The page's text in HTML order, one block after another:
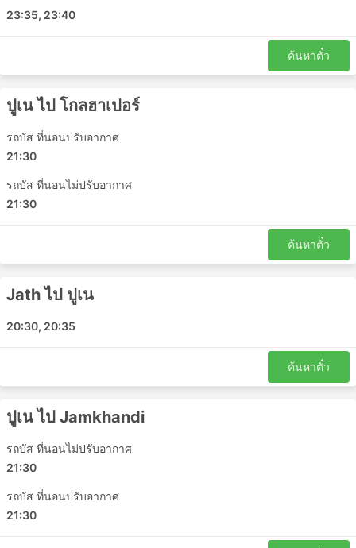
ออนไลน์กับ Aditya Tours and Travels รีวิวของนักท่องเที่ยว
คนอื่นๆ จะช่วยให้คุณเลือกตั๋วโดยสารและชั้นโดยสารที่ดีที่สุด
Aditya Tours and Travels สถานียอดนิยม
สถานีหลักที่ครอบคลุมโดยรถโดยสารของ Aditya Tours and
Travels ได้แก่:
Asangi
สาตระ
Vitta
Pachegaon
Dhawadwadi
Guddapur
Chorochi
Takari
Palus
Daphlapur
Aditya Tours and Travels จุดหมายยอด
23:35, 23:40
ค้นหาตั๋ว
ปูเน ไป โกลฮาเปอร์
รถบัส ที่นอนปรับอากาศ
21:30
รถบัส ที่นอนไม่ปรับอากาศ
21:30
ค้นหาตั๋ว
Jath ไป ปูเน
20:30, 20:35
ค้นหาตั๋ว
ปูเน ไป Jamkhandi
รถบัส ที่นอนไม่ปรับอากาศ
21:30
รถบัส ที่นอนปรับอากาศ
21:30